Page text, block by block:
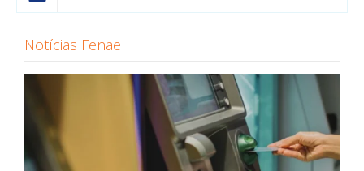
Notícias Fenae